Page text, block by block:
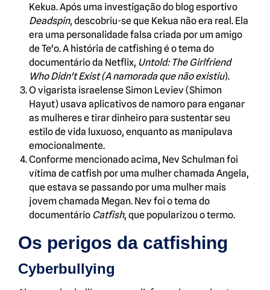
Kekua. Após uma investigação do blog esportivo
Deadspin, descobriu-se que Kekua não era real. Ela
era uma personalidade falsa criada por um amigo
de Te'o. A história de catfishing é o tema do
documentário da Netflix, Untold: The Girlfriend
Who Didn't Exist (A namorada que não existiu).
O vigarista israelense Simon Leviev (Shimon
Hayut) usava aplicativos de namoro para enganar
as mulheres e tirar dinheiro para sustentar seu
estilo de vida luxuoso, enquanto as manipulava
emocionalmente.
Conforme mencionado acima, Nev Schulman foi
vítima de catfish por uma mulher chamada Angela,
que estava se passando por uma mulher mais
jovem chamada Megan. Nev foi o tema do
documentário Catfish, que popularizou o termo.
Os perigos da catfishing
Cyberbullying